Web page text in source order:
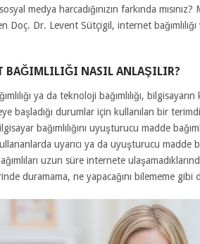
sosyal medya harcadığınızın farkında
Doç. Dr. Levent Sütçigil, internet
BAĞIMLILIĞI NASIL ANLAŞILIR?
ya da teknoloji bağımlılığı,
başladığı durumlar için kullanılan bir
bağımlılığını uyuşturucu madde
uyarıcı ya da uyuşturucu madde
uzun süre internete
duramama, ne yapacağını bilememe gibi